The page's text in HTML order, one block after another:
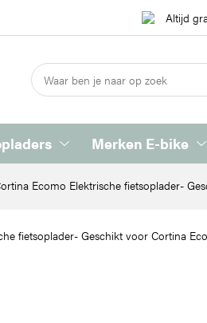
Altijd
Merken E-bike
Ecomo Elektrische fietsoplader-